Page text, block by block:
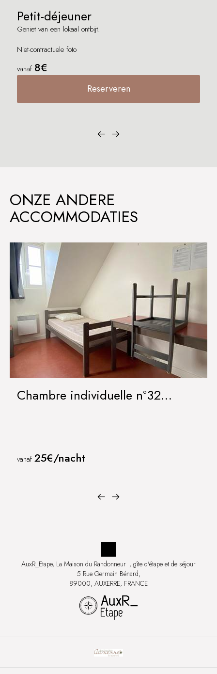
Petit-déjeuner
Geniet van een lokaal ontbijt.
Niet-contractuele foto
vanaf 8€
Reserveren
ONZE ANDERE
ACCOMMODATIES
Chambre individuelle n°32
vanaf 25€/nacht
AuxR_Etape, La Maison du Randonneur , gîte d'étape et de séjour
5 Rue Germain Bénard,
89000, AUXERRE, FRANCE